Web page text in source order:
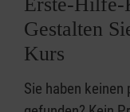
Gestalten
Kurs
Sie haben